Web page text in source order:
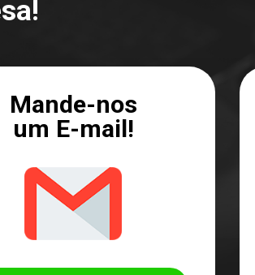
Mande-nos
um E-mail!